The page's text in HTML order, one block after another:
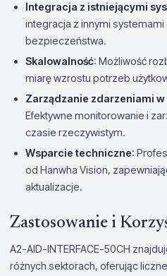
Integracja z istniejącymi
integracja z innymi systemami
bezpieczeństwa.
Skalowalność: Możliwość
miarę wzrostu potrzeb
Zarządzanie zdarzeniami
Efektywne monitorowanie i
czasie rzeczywistym.
Wsparcie techniczne:
od Hanwha Vision,
aktualizacje.
Zastosowanie i
A2-AID-INTERFACE-50CH
różnych sektorach, oferując